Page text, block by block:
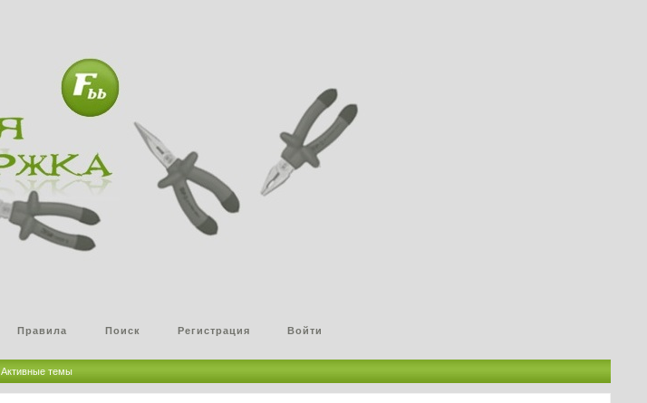
Правила Поиск Регистрация Войти
Активные темы